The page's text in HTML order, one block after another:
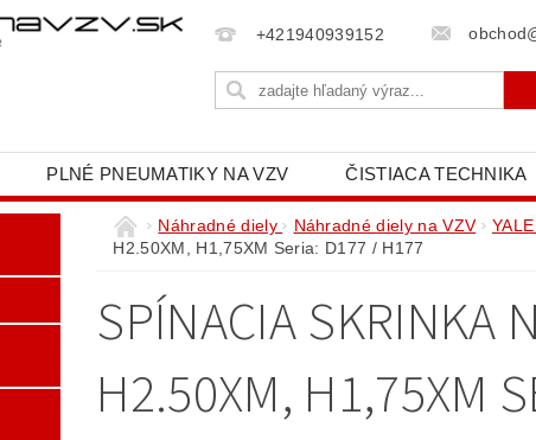
+421940939152
PLNÉ PNEUMATIKY NA VZV ČISTIACA TECHNIKA
KONTAKT NAPÍŠTE NÁM OCHRANA
Náhradné diely Náhradné diely na VZV
H2.50XM, H1,75XM Seria: D177 / H177
SPÍNACIA SKRINKA
H2.50XM, H1,75XM